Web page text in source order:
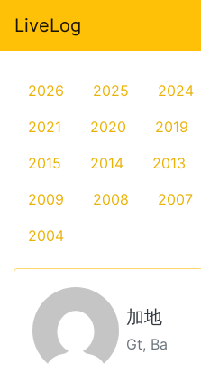
LiveLog
2026 2025 2024
2021
2020 2019
2015
2014 2013
2009
2008 2007
2004
加地
Gt, Ba